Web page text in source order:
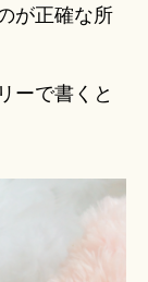
が正確な所
ーで書くと